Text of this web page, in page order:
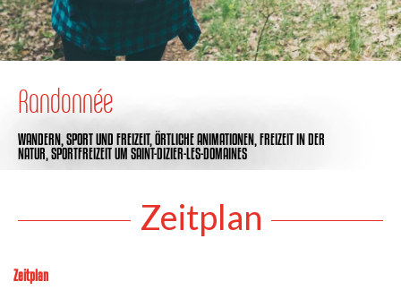
Randonnée
WANDERN,SPORT UND FREIZEIT,ÖRTLICHE ANIMATIONEN,FREIZEIT IN DER
NATUR,SPORTFREIZEITUM SAINT-DIZIER-LES-DOMAINES
Zeitplan
Zeitplan